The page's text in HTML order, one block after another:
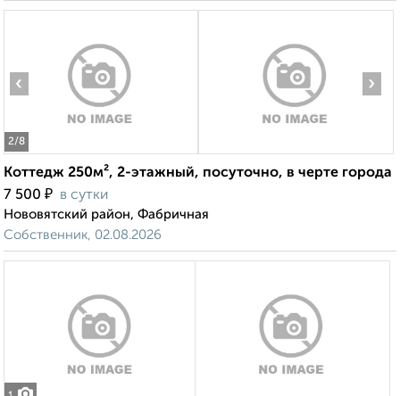
2/8
‹ ›
Коттедж 250м², 2-этажный, посуточно, в черте города
7 500 ₽ в сутки
Нововятский район, Фабричная
Собственник, 02.08.2026